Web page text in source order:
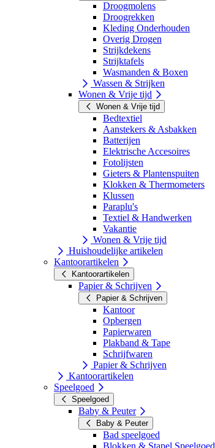
Droogmolens
Droogrekken
Kleding Onderhouden
Overig Drogen
Strijkdekens
Strijktafels
Wasmanden & Boxen
Wassen & Strijken
Wonen & Vrije tijd
Wonen & Vrije tijd
Bedtextiel
Aanstekers & Asbakken
Batterijen
Elektrische Accesoires
Fotolijsten
Gieters & Plantenspuiten
Klokken & Thermometers
Klussen
Paraplu's
Textiel & Handwerken
Vakantie
Wonen & Vrije tijd
Huishoudelijke artikelen
Kantoorartikelen
Kantoorartikelen
Papier & Schrijven
Papier & Schrijven
Kantoor
Opbergen
Papierwaren
Plakband & Tape
Schrijfwaren
Papier & Schrijven
Kantoorartikelen
Speelgoed
Speelgoed
Baby & Peuter
Baby & Peuter
Bad speelgoed
Blokken & Stapel Speelgoed